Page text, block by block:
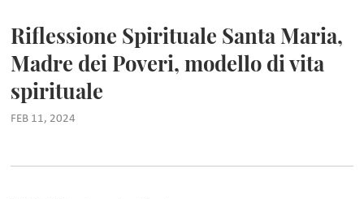
Riflessione Spirituale Santa Maria,
Madre dei Poveri, modello di vita
spirituale
FEB 11, 2024